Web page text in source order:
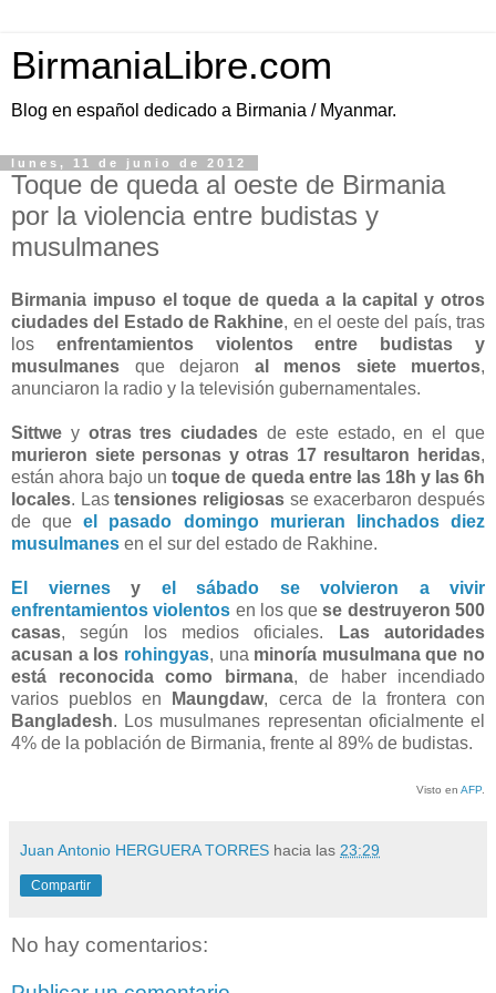
BirmaniaLibre.com
Blog en español dedicado a Birmania / Myanmar.
lunes, 11 de junio de 2012
Toque de queda al oeste de Birmania
por la violencia entre budistas y
musulmanes
Birmania impuso el toque de queda a la capital y otros
ciudades del Estado de Rakhine, en el oeste del país, tras
los enfrentamientos violentos entre budistas y
musulmanes que dejaron al menos siete muertos,
anunciaron la radio y la televisión gubernamentales.
Sittwe y otras tres ciudades de este estado, en el que
murieron siete personas y otras 17 resultaron heridas,
están ahora bajo untoque de queda entre las 18h y las 6h
locales. Lastensiones religiosas se exacerbaron después
de queel pasado domingo murieran linchados diez
musulmanes en el sur del estado de Rakhine.
El viernesy el sábado se volvieron a vivir
enfrentamientos violentos en los quese destruyeron 500
casas, según los medios oficiales.
Las autoridades
acusan a los rohingyas, una minoría musulmana que no
está reconocida como birmana, de haber incendiado
varios pueblos en
Maungdaw, cerca de la frontera con
Bangladesh. Los musulmanes representan oficialmente el
4% de la población de Birmania, frente al 89% de budistas.
Visto en AFP
Juan Antonio HERGUERA TORRES hacia las 23:29
Compartir
No hay comentarios: